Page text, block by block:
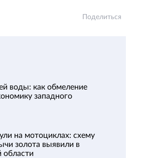
Поделиться
воды: как обмеление
западного
на мотоциклах: схему
золота выявили в
области